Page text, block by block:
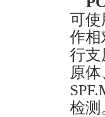
可使
作相
行支
原
检测